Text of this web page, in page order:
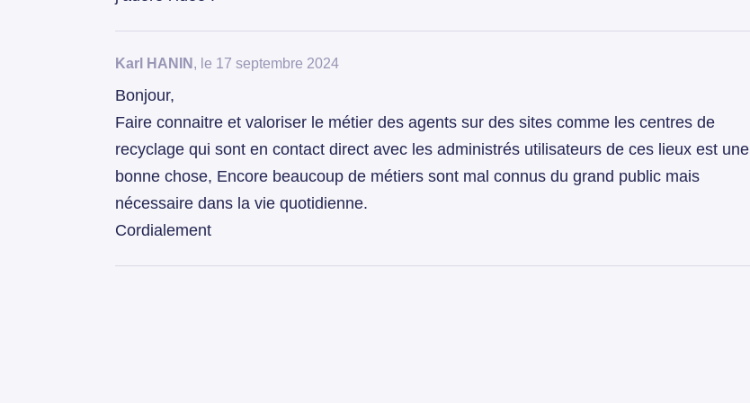
Karl HANIN , le 17 septembre 2024
Bonjour,
Faire connaitre et valoriser le métier des agents sur des sites comme les centres de
recyclage qui sont en contact direct avec les administrés utilisateurs de ces lieux est une
bonne chose, Encore beaucoup de métiers sont mal connus du grand public mais
nécessaire dans la vie quotidienne.
Cordialement